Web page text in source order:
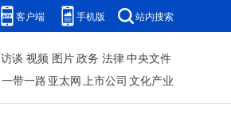
客户端 手机版 站内搜索
访谈 视频 图片政务 法律中央文件
一带一路 亚太网上市公司 文化产业